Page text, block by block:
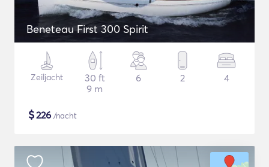
Beneteau First 300 Spirit
Zeiljacht
30 ft
9 m
6 2 4
$226 /nacht